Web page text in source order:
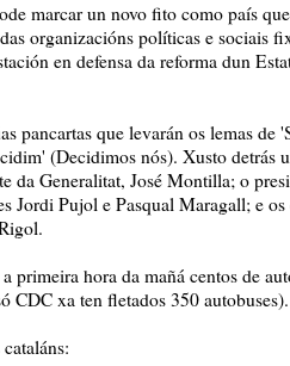
marcar un novo fito como país
organizacións políticas e sociais
en defensa da reforma dun
pancartas que levarán os lemas de
(Decidimos nós). Xusto detrás
da Generalitat, José Montilla; o
Jordi Pujol e Pasqual Maragall; e
primeira hora da mañá centos de
CDC xa ten fletados 350 autobuses).